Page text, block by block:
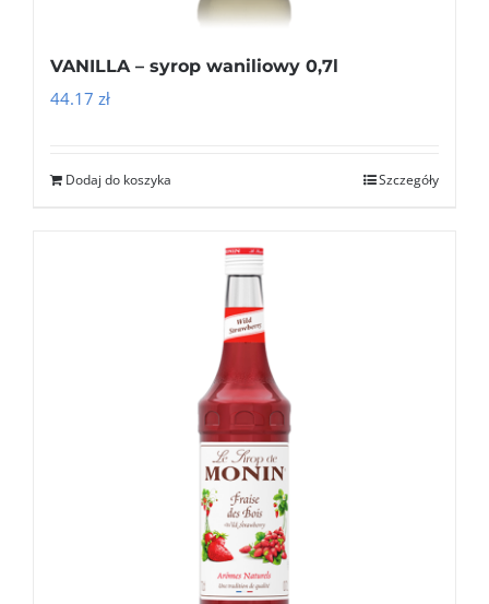
VANILLA – syrop waniliowy 0,7l
44.17 zł
Dodaj do koszyka Szczegóły